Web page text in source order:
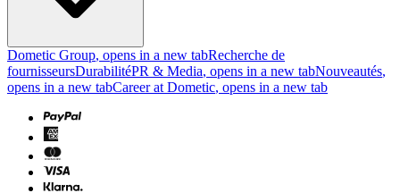
Dometic Group, opens in a new tabRecherche de
fournisseursDurabilitéPR & Media, opens in a new tabNouveautés,
opens in a new tabCareer at Dometic, opens in a new tab